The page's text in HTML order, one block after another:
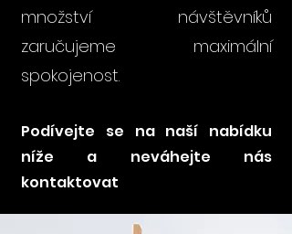
množství návštěvníků
zaručujeme maximální
spokojenost.
Podívejte se na naší nabídku
níže a neváhejte nás
kontaktovat